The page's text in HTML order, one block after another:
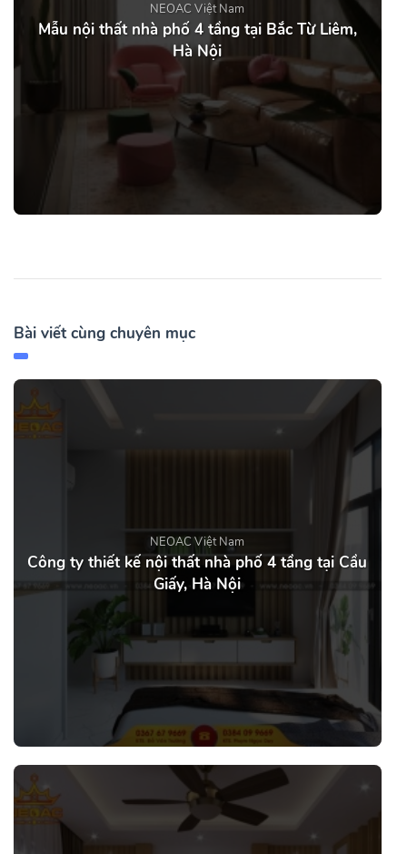
NEOAC Việt Nam
Mẫu nội thất nhà phố 4 tầng tại Bắc Từ Liêm,
Hà Nội
Bài viết cùng chuyên mục
NEOAC Việt Nam
Công ty thiết kế nội thất nhà phố 4 tầng tại Cầu
Giấy, Hà Nội